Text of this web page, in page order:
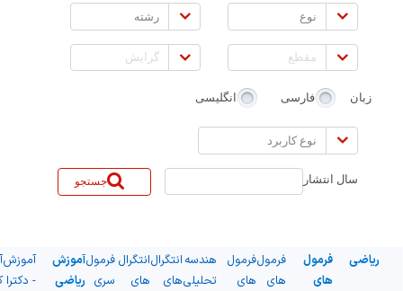
نوع رشته
مقطع گرایش
زبان فارسی انگلیسی
نوع
کاربرد
سال انتشار جستجو
ریاضی
فرمول
های
فرمول
های
فرمول
های
هندسه
تحلیلی
انتگرال
های
انتگرال
های
فرمول
سری
آموزش
ریاضی
آموزش
- دکترا